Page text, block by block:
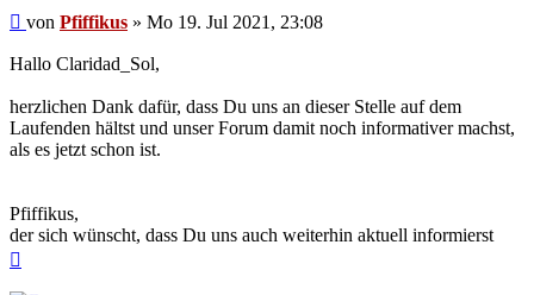
Beitrag
von Pfiffikus » Mo 19. Jul 2021, 23:08
Hallo Claridad_Sol,
herzlichen Dank dafür, dass Du uns an dieser Stelle auf dem
Laufenden hältst und unser Forum damit noch informativer machst,
als es jetzt schon ist.
Pfiffikus,
der sich wünscht, dass Du uns auch weiterhin aktuell informierst